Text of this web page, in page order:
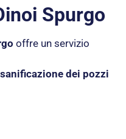
Spurgo
offre un servizio
dei pozzi